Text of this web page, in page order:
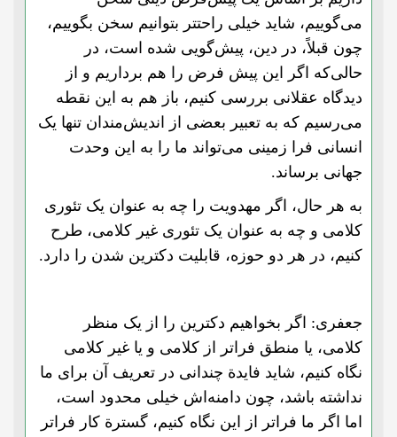
می‌گوییم، شاید خیلی راحتتر بتوانیم سخن بگوییم،
چون قبلاً، در دین، پیش‌گویی شده است، در
حالی‌که اگر این پیش فرض را هم برداریم و از
دیدگاه عقلانی بررسی کنیم، باز هم به این نقطه
می‌رسیم که به تعبیر بعضی از اندیش‌مندان تنها یک
انسانی فرا زمینی می‌تواند ما را به این وحدت
جهانی برساند.
به هر حال، اگر مهدویت را چه به عنوان یک تئوری
کلامی‌ و چه به عنوان یک تئوری غیر کلامی، طرح
کنیم، در هر دو حوزه، قابلیت دکترین شدن را دارد.
جعفری: اگر بخواهیم دکترین را از یک منظر
کلامی، یا منطق فراتر از کلامی و یا غیر کلامی
نگاه کنیم، شاید فایدة چندانی در تعریف آن برای ما
نداشته باشد، چون دامنه‌اش خیلی محدود است،
اما اگر ما فراتر از این نگاه کنیم، گسترة کار فراتر